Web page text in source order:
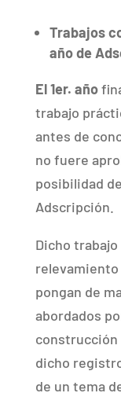
Trabajos
año de
El 1er. año
trabajo
antes de
no fuere
posibilidad
Adscripción.
Dicho
relevamiento
pongan de
abordados
construcción
dicho
de un tema